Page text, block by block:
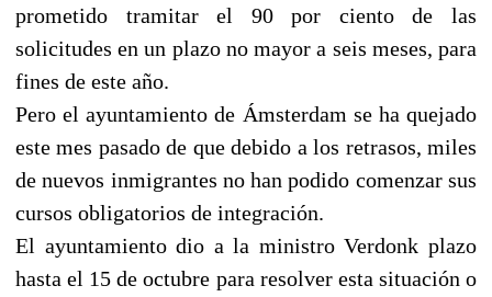
prometido tramitar el 90 por ciento de las
solicitudes en un plazo no mayor a seis meses, para
fines de este año.
Pero el ayuntamiento de Ámsterdam se ha quejado
este mes pasado de que debido a los retrasos, miles
de nuevos inmigrantes no han podido comenzar sus
cursos obligatorios de integración.
El ayuntamiento dio a la ministro Verdonk plazo
hasta el 15 de octubre para resolver esta situación o